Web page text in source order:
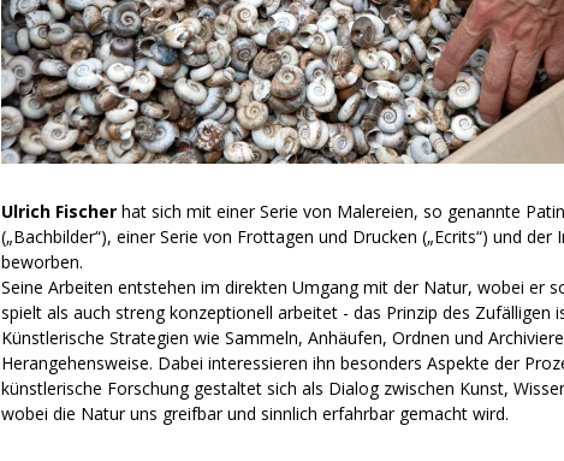
Ulrich Fischer hat sich mit einer Serie von Malereien, so genannte
(„Bachbilder“), einer Serie von Frottagen und Drucken („Ecrits“) und der
beworben.
Seine Arbeiten entstehen im direkten Umgang mit der Natur, wobei er
spielt als auch streng konzeptionell arbeitet - das Prinzip des Zufälligen
Künstlerische Strategien wie Sammeln, Anhäufen, Ordnen und
Herangehensweise. Dabei interessieren ihn besonders Aspekte der
künstlerische Forschung gestaltet sich als Dialog zwischen Kunst,
wobei die Natur uns greifbar und sinnlich erfahrbar gemacht wird.